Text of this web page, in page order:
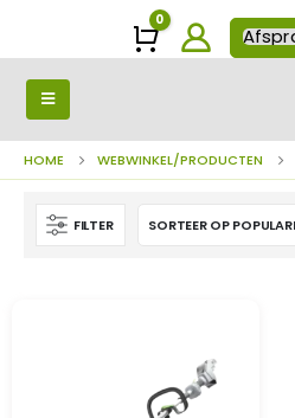
Winkelwagen
0
HOME WEBWINKEL/PRODUCTEN
FILTER